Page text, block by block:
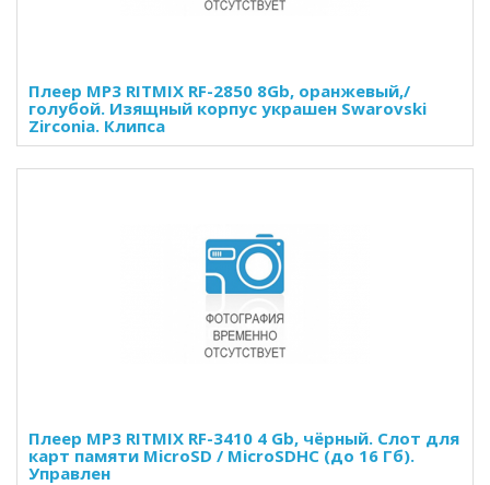
Плеер MP3 RITMIX RF-2850 8Gb, оранжевый,/
голубой. Изящный корпус украшен Swarovski
Zirconia. Клипса
Плеер MP3 RITMIX RF-3410 4 Gb, чёрный. Слот для
карт памяти MicroSD / MicroSDHC (до 16 Гб).
Управлен